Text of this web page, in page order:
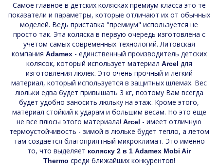
Самое главное в детских колясках премиум класса это те
показатели и параметры, которые отличают их от обычных
моделей. Ведь приставка "премиум" используется не
просто так. Эта коляска в первую очередь изготовлена с
учетом самых современных технологий. Литовская
компания Adamex- единственный производитель детских
колясок, который использует материал Arcel для
изготовления люлек. Это очень прочный и легкий
материал, который используется в защитных шлемах. Вес
люльки едва будет привышать 3 кг, поэтому Вам всегда
будет удобно заносить люльку на этаж. Кроме этого,
материал стойкий к ударам и большим весам. Но это еще
не все плюсы этого материала! Arcel - имеет отличную
термоустойчивость - зимой в люльке будет тепло, а летом
там создается благоприятный микроклимат. Это именно
то, что выделяет коляску 2 в 1 Adamex Mobi Air
Thermo среди ближайших конкурентов!